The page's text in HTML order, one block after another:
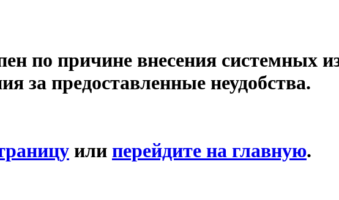
по причине внесения системных
за предоставленные неудобства.
или перейдите на главную.